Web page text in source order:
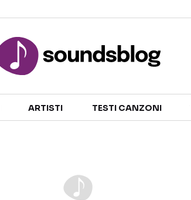
TALENT SHOW
ARTISTI TESTI CANZONI